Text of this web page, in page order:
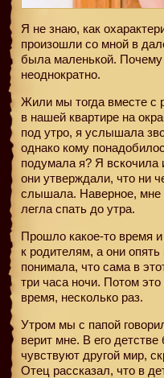
Я не знаю, как
произошли со мной в
была маленькой.
неоднократно.
Жили мы тогда вместе с
в нашей квартире на
под утро, я услышала
однако кому
подумала я? Я вскочила
они утверждали, что ни
слышала. Наверное, мне
легла спать до утра.
Прошло какое-то время
к родителям, а они
понимала, что сама в
три часа ночи. Потом
время, несколько раз.
Утром мы с папой
верит мне. В его
чувствуют другой мир,
Отец рассказал, что в